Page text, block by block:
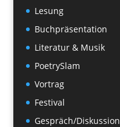
Lesung
Buchpräsentation
Literatur & Musik
PoetrySlam
Vortrag
Festival
Gespräch/Diskussion